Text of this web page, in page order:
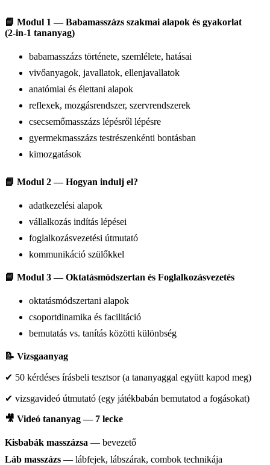
📘 Modul 1 — Babamasszázs szakmai alapok és gyakorlat
(2‑in‑1 tananyag)
babamasszázs története, szemlélete, hatásai
vivőanyagok, javallatok, ellenjavallatok
anatómiai és élettani alapok
reflexek, mozgásrendszer, szervrendszerek
csecsemőmasszázs lépésről lépésre
gyermekmasszázs testrészenkénti bontásban
kimozgatások
📘 Modul 2 — Hogyan indulj el?
adatkezelési alapok
vállalkozás indítás lépései
foglalkozásvezetési útmutató
kommunikáció szülőkkel
📘 Modul 3 — Oktatásmódszertan és Foglalkozásvezetés
oktatásmódszertani alapok
csoportdinamika és facilitáció
bemutatás vs. tanítás közötti különbség
📝 Vizsgaanyag
✔ 50 kérdéses írásbeli tesztsor (a tananyaggal együtt kapod meg)
✔ vizsgavideó útmutató (egy játékbabán bemutatod a fogásokat)
🎥 Videó tananyag — 7 lecke
Kisbabák masszázsa — bevezető
Láb masszázs — lábfejek, lábszárak, combok technikája